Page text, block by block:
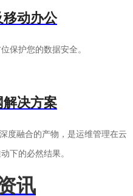
动办公
保护您的数据安全。
决方案
度融合的产物，是运维管理在云
下的必然结果。
讯